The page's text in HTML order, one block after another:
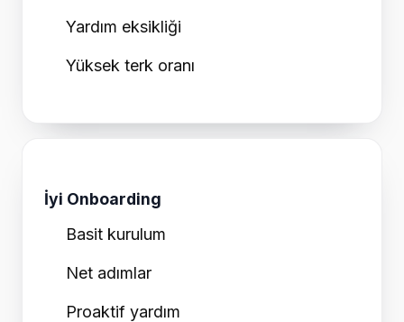
Yardım eksikliği
Yüksek terk oranı
İyi Onboarding
Basit kurulum
Net adımlar
Proaktif yardım